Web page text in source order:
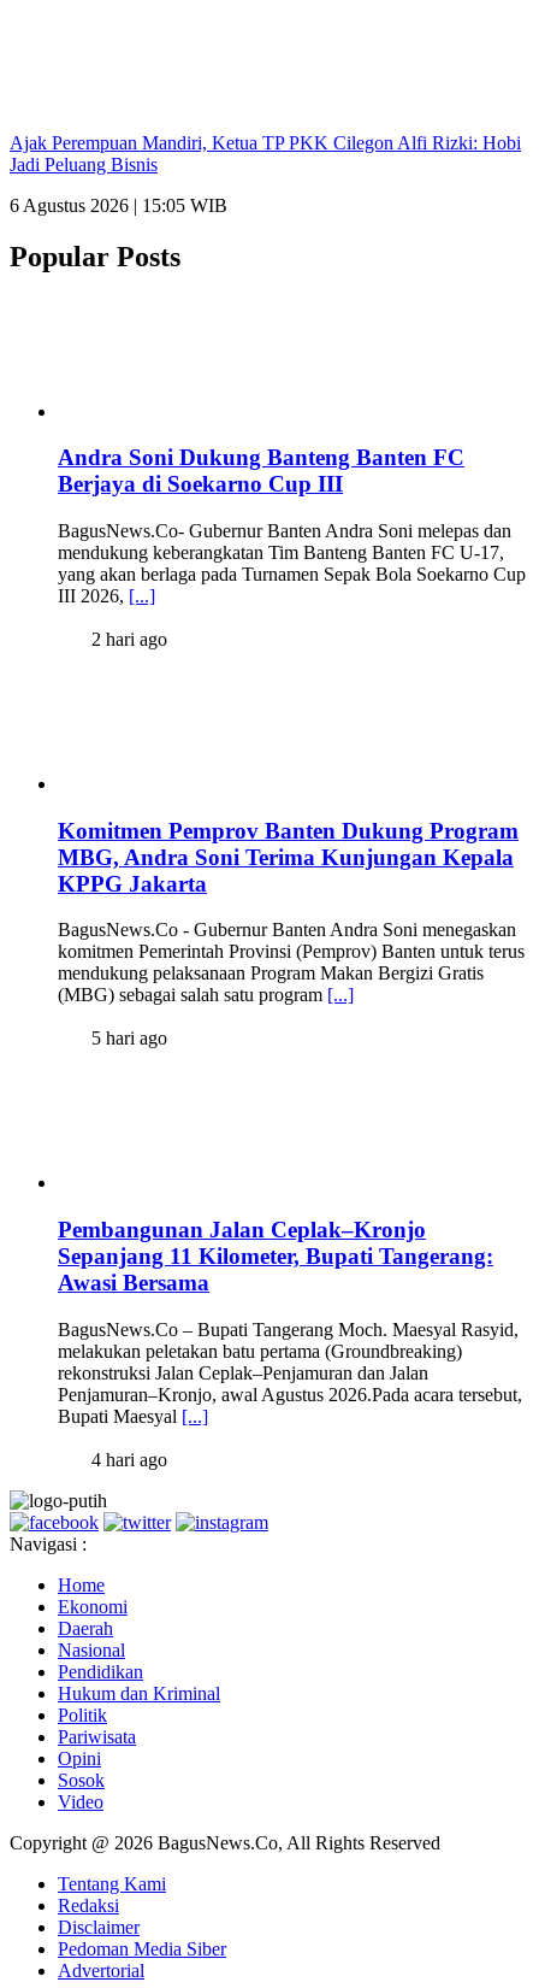
Ajak Perempuan Mandiri, Ketua TP PKK Cilegon Alfi Rizki: Hobi
Jadi Peluang Bisnis
6 Agustus 2026 | 15:05 WIB
Popular Posts
Andra Soni Dukung Banteng Banten FC
Berjaya di Soekarno Cup III
BagusNews.Co- Gubernur Banten Andra Soni melepas dan
mendukung keberangkatan Tim Banteng Banten FC U-17,
yang akan berlaga pada Turnamen Sepak Bola Soekarno Cup
III 2026, [...]
2 hari ago
Komitmen Pemprov Banten Dukung Program
MBG, Andra Soni Terima Kunjungan Kepala
KPPG Jakarta
BagusNews.Co - Gubernur Banten Andra Soni menegaskan
komitmen Pemerintah Provinsi (Pemprov) Banten untuk terus
mendukung pelaksanaan Program Makan Bergizi Gratis
(MBG) sebagai salah satu program [...]
5 hari ago
Pembangunan Jalan Ceplak–Kronjo
Sepanjang 11 Kilometer, Bupati Tangerang:
Awasi Bersama
BagusNews.Co – Bupati Tangerang Moch. Maesyal Rasyid,
melakukan peletakan batu pertama (Groundbreaking)
rekonstruksi Jalan Ceplak–Penjamuran dan Jalan
Penjamuran–Kronjo, awal Agustus 2026.Pada acara tersebut,
Bupati Maesyal [...]
4 hari ago
Navigasi :
Home
Ekonomi
Daerah
Nasional
Pendidikan
Hukum dan Kriminal
Politik
Pariwisata
Opini
Sosok
Video
Copyright @ 2026 BagusNews.Co, All Rights Reserved
Tentang Kami
Redaksi
Disclaimer
Pedoman Media Siber
Advertorial